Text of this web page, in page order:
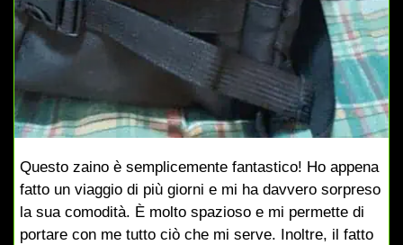
Questo zaino è semplicemente fantastico! Ho appena
fatto un viaggio di più giorni e mi ha davvero sorpreso
la sua comodità. È molto spazioso e mi permette di
portare con me tutto ciò che mi serve. Inoltre, il fatto